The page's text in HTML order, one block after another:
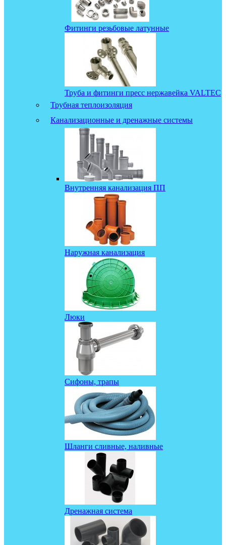
Фитинги резьбовые латунные
Труба и фитинги пресс нержавейка VALTEC
Трубная теплоизоляция
Канализационные и дренажные системы
Внутренняя канализация ПП
Наружная канализация
Люки
Сифоны, трапы
Шланги сливные, наливные
Дренажная система